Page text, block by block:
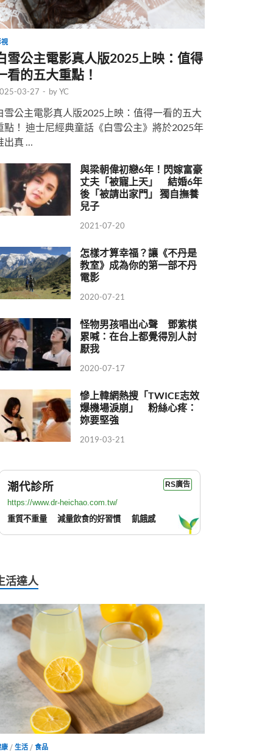
雪公主電影真人版2025上映：值得
看的五大重點！
03-27 - byYC
雪公主電影真人版2025上映：值得一看的五大
點！ 迪士尼經典童話《白雪公主》將於2025年
出真 …
與梁朝偉初戀6年！閃嫁富豪
丈夫「被寵上天」 結婚6年
後「被請出家門」 獨自撫養
兒子
2021-07-20
怎樣才算幸福？讓《不丹是
教室》成為你的第一部不丹
電影
2020-07-21
怪物男孩唱出心聲 鄧紫棋
累喊：在台上都覺得別人討
厭我
2020-07-17
慘上韓網熱搜「TWICE志效
爆機場淚崩」 粉絲心疼：
妳要堅強
2019-03-21
潮代診所 RS廣告
https://www.dr-heichao.com.tw/
重質不重量
減量飲食的好習慣 飢餓感
活達人
/生活 /食品